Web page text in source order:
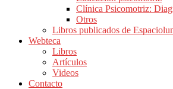
Clínica Psicomotriz:
Otros
Libros publicados de
Webteca
Libros
Artículos
Videos
Contacto